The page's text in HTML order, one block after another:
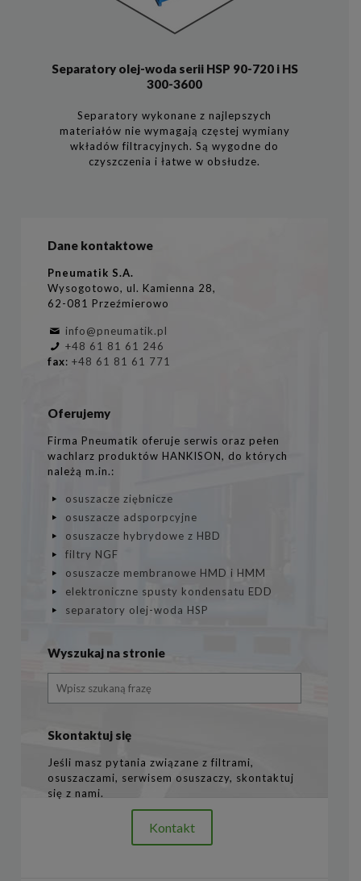
Separatory olej-woda serii HSP 90-720 i HS
300-3600
Separatory wykonane z najlepszych
materiałów nie wymagają częstej wymiany
wkładów filtracyjnych. Są wygodne do
czyszczenia i łatwe w obsłudze.
Dane kontaktowe
Pneumatik S.A.
Wysogotowo, ul. Kamienna 28,
62-081 Przeźmierowo
info@pneumatik.pl
+48 61 81 61 246
fax: +48 61 81 61 771
Oferujemy
Firma Pneumatik oferuje serwis oraz pełen
wachlarz produktów HANKISON, do których
należą m.in.:
osuszacze ziębnicze
osuszacze adsporpcyjne
osuszacze hybrydowe z HBD
filtry NGF
osuszacze membranowe HMD i HMM
elektroniczne spusty kondensatu EDD
separatory olej-woda HSP
Wyszukaj na stronie
Skontaktuj się
Jeśli masz pytania związane z filtrami,
osuszaczami, serwisem osuszaczy, skontaktuj
się z nami.
Kontakt